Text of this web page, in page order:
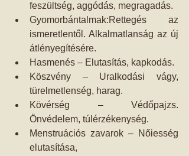
feszültség, aggódás, megragadás.
Gyomorbántalmak:Rettegés az
ismeretlentől. Alkalmatlanság az új
átlényegítésére.
Köszvény – Uralkodási vágy,
türelmetlenség, harag.
Kövérség – Védőpajzs.
Önvédelem, túlérzékenység.
Menstruációs zavarok – Nőiesség
elutasítása,